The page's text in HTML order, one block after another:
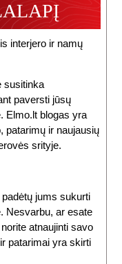
interjero ir namų
susitinka
paversti jūsų
Elmo.lt blogas yra
patarimų ir naujausių
srityje.
jums sukurti
Nesvarbu, ar esate
atnaujinti savo
patarimai yra skirti